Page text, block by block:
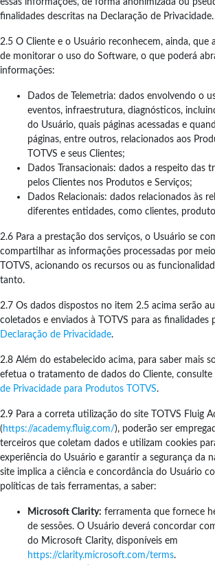
finalidades descritas na Declaração de Privacidade.
2.5 O Cliente e o Usuário reconhecem, ainda, que
de monitorar o uso do Software, o que poderá
informações:
Dados de Telemetria: dados envolvendo o
eventos, infraestrutura, diagnósticos,
do Usuário, quais páginas acessadas e
páginas, entre outros, relacionados aos
TOTVS e seus Clientes;
Dados Transacionais: dados a respeito das
pelos Clientes nos Produtos e Serviços;
Dados Relacionais: dados relacionados às
diferentes entidades, como clientes,
2.6 Para a prestação dos serviços, o Usuário se
compartilhar as informações processadas por
TOTVS, acionando os recursos ou as
tanto.
2.7 Os dados dispostos no item 2.5 acima serão
coletados e enviados à TOTVS para as finalidades
Declaração de Privacidade.
2.8 Além do estabelecido acima, para saber mais
efetua o tratamento de dados do Cliente, consulte
de Privacidade para Produtos TOTVS.
2.9 Para a correta utilização do site TOTVS Fluig
( https://academy.fluig.com/), poderão ser
terceiros que coletam dados e utilizam cookies
experiência do Usuário e garantir a segurança da
site implica a ciência e concordância do Usuário
políticas de tais ferramentas, a saber:
Microsoft Clarity: ferramenta que fornece
de sessões. O Usuário deverá concordar
do Microsoft Clarity, disponíveis em
https://clarity.microsoft.com/terms.